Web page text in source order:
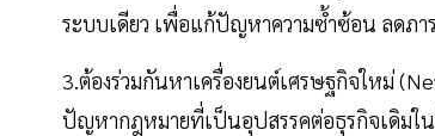
ระบบเดียว เพื่อแก้ปัญหาความซ้ำซ้อน ลดภ
3.ต้องร่วมกันหาเครื่องยนต์เศรษฐกิจใหม่
ปัญหากฎหมายที่เป็นอุปสรรคต่อธุรกิจเดิมใน